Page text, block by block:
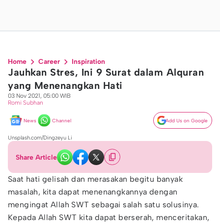
Home Career Inspiration
Jauhkan Stres, Ini 9 Surat dalam Alquran
yang Menenangkan Hati
03 Nov 2021, 05:00 WIB
Romi Subhan
News Channel Add Us on Google
Unsplash.com/Dingzeyu Li
Share Article
Saat hati gelisah dan merasakan begitu banyak
masalah, kita dapat menenangkannya dengan
mengingat Allah SWT sebagai salah satu solusinya.
Kepada Allah SWT kita dapat berserah, menceritakan,